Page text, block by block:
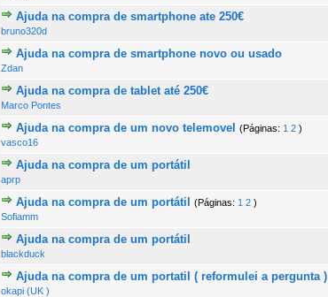
Ajuda na compra de smartphone ate 250€
bruno320d
0 Voto(s) - 0 de 5 na totalidade
123 45
Ajuda na compra de smartphone novo ou usado
Zdan
0 Voto(s) - 0 de 5 na totalidade
123 45
Ajuda na compra de tablet até 250€
Marco Pontes
0 Voto(s) - 0 de 5 na totalidade
123 45
Ajuda na compra de um novo telemovel (Páginas: 1 2 )
vasco16
0 Voto(s) - 0 de 5 na totalidade
123 45
Ajuda na compra de um portátil
aprp
0 Voto(s) - 0 de 5 na totalidade
123 45
Ajuda na compra de um portátil (Páginas: 1 2 )
Sofiamm
0 Voto(s) - 0 de 5 na totalidade
123 45
Ajuda na compra de um portátil
blackduck
0 Voto(s) - 0 de 5 na totalidade
123 45
Ajuda na compra de um portatil ( reformulei a pergunta )
okapi (UK )
0 Voto(s) - 0 de 5 na totalidade
123 45